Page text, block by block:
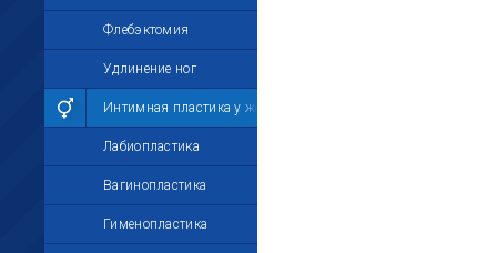
Флебэктомия
Удлинение ног
Интимная пластика у женщин
Лабиопластика
Вагинопластика
Гименопластика